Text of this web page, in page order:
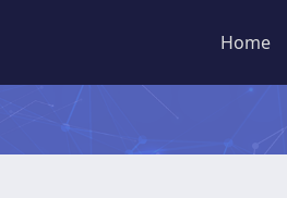
Home